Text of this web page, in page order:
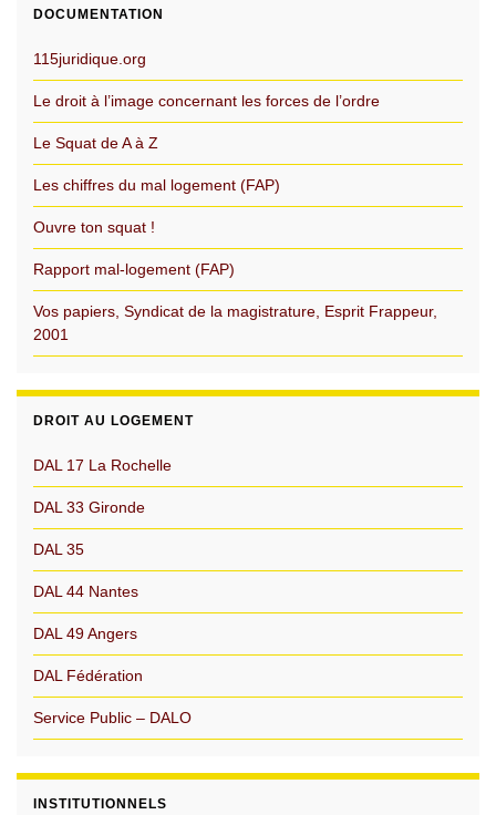
DOCUMENTATION
115juridique.org
Le droit à l’image concernant les forces de l’ordre
Le Squat de A à Z
Les chiffres du mal logement (FAP)
Ouvre ton squat !
Rapport mal-logement (FAP)
Vos papiers, Syndicat de la magistrature, Esprit Frappeur,
2001
DROIT AU LOGEMENT
DAL 17 La Rochelle
DAL 33 Gironde
DAL 35
DAL 44 Nantes
DAL 49 Angers
DAL Fédération
Service Public – DALO
INSTITUTIONNELS